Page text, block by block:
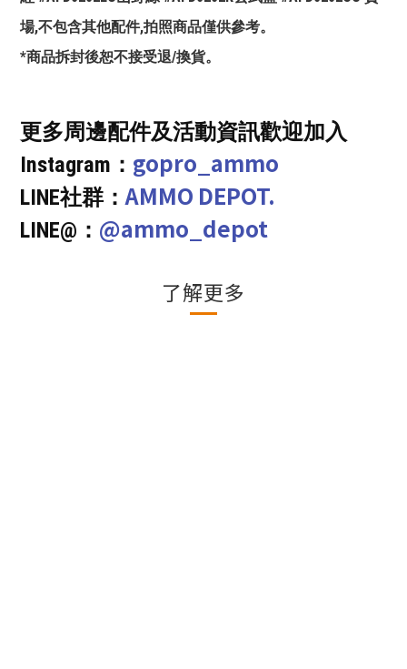
場,不包含其他配件,拍照商品僅供參考。
*商品拆封後恕不接受退/換貨。
更多周邊配件及活動資訊歡迎加入
Instagram： gopro_ammo
LINE社群：AMMO DEPOT.
LINE@： @ammo_depot
了解更多